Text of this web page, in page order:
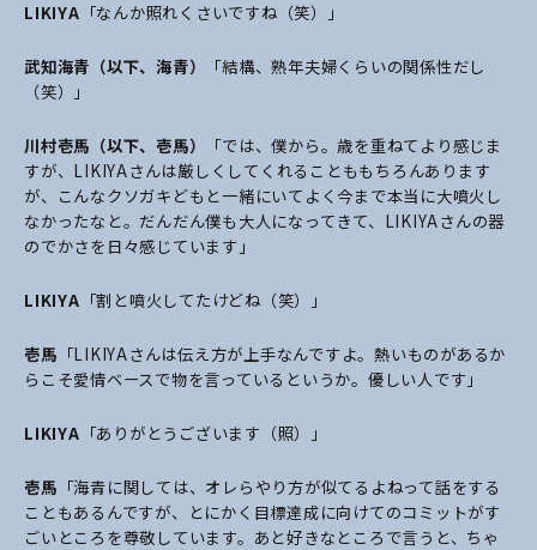
LIKIYA 「なんか照れくさいですね（笑）」
武知海青（以下、海青）
「結構、熟年夫婦くらいの関係性だし
（笑）」
川村壱馬（以下、壱馬）
「では、僕から。歳を重ねてより感じま
すが、LIKIYAさんは厳しくしてくれることももちろんあります
が、こんなクソガキどもと一緒にいてよく今まで本当に大噴火し
なかったなと。だんだん僕も大人になってきて、LIKIYAさんの器
のでかさを日々感じています」
LIKIYA 「割と噴火してたけどね（笑）」
壱馬 「LIKIYAさんは伝え方が上手なんですよ。熱いものがあるか
らこそ愛情ベースで物を言っているというか。優しい人です」
LIKIYA 「ありがとうございます（照）」
壱馬 「海青に関しては、オレらやり方が似てるよねって話をする
こともあるんですが、とにかく目標達成に向けてのコミットがす
ごいところを尊敬しています。あと好きなところで言うと、ちゃ